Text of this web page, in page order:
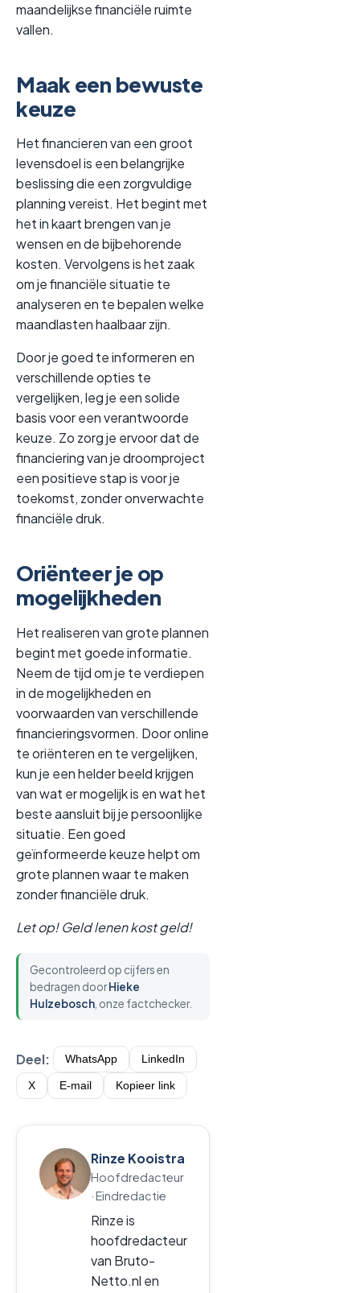
maandelijkse financiële ruimte
vallen.
Maak een bewuste
keuze
Het financieren van een groot
levensdoel is een belangrijke
beslissing die een zorgvuldige
planning vereist. Het begint met
het in kaart brengen van je
wensen en de bijbehorende
kosten. Vervolgens is het zaak
om je financiële situatie te
analyseren en te bepalen welke
maandlasten haalbaar zijn.
Door je goed te informeren en
verschillende opties te
vergelijken, leg je een solide
basis voor een verantwoorde
keuze. Zo zorg je ervoor dat de
financiering van je droomproject
een positieve stap is voor je
toekomst, zonder onverwachte
financiële druk.
Oriënteer je op
mogelijkheden
Het realiseren van grote plannen
begint met goede informatie.
Neem de tijd om je te verdiepen
in de mogelijkheden en
voorwaarden van verschillende
financieringsvormen. Door online
te oriënteren en te vergelijken,
kun je een helder beeld krijgen
van wat er mogelijk is en wat het
beste aansluit bij je persoonlijke
situatie. Een goed
geïnformeerde keuze helpt om
grote plannen waar te maken
zonder financiële druk.
Let op! Geld lenen kost geld!
Gecontroleerd op cijfers en
bedragen doorHieke
Hulzebosch , onze factchecker.
Deel: WhatsApp LinkedIn
X E-mail Kopieer link
Rinze Kooistra
Hoofdredacteur
· Eindredactie
Rinze is
hoofdredacteur
van Bruto-
Netto.nl en